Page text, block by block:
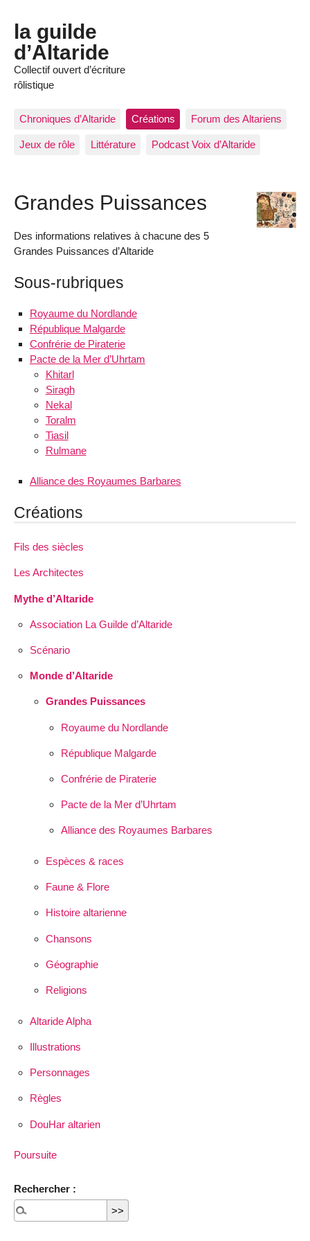
la guilde
d’Altaride
Collectif ouvert d’écriture
rôlistique
Chroniques d’Altaride Créations Forum des Altariens
Jeux de rôle Littérature Podcast Voix d’Altaride
Grandes Puissances
Des informations relatives à chacune des 5
Grandes Puissances d’Altaride
Sous-rubriques
Royaume du Nordlande
République Malgarde
Confrérie de Piraterie
Pacte de la Mer d’Uhrtam
Khitarl
Siragh
Nekal
Toralm
Tiasil
Rulmane
Alliance des Royaumes Barbares
Créations
Fils des siècles
Les Architectes
Mythe d’Altaride
Association La Guilde d’Altaride
Scénario
Monde d’Altaride
Grandes Puissances
Royaume du Nordlande
République Malgarde
Confrérie de Piraterie
Pacte de la Mer d’Uhrtam
Alliance des Royaumes Barbares
Espèces & races
Faune & Flore
Histoire altarienne
Chansons
Géographie
Religions
Altaride Alpha
Illustrations
Personnages
Règles
DouHar altarien
Poursuite
Rechercher :